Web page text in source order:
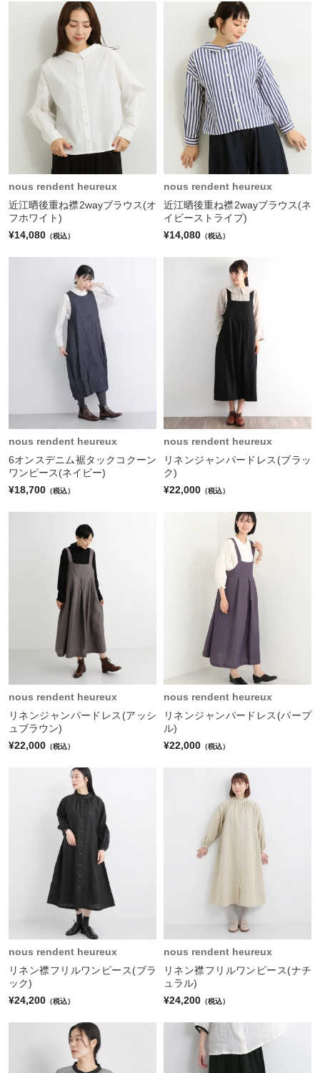
nous rendent heureux
近江晒後重ね襟2wayブラウス(オ
フホワイト)
¥14,080 （税込）
nous rendent heureux
近江晒後重ね襟2wayブラウス(ネ
イビーストライプ)
¥14,080 （税込）
nous rendent heureux
6オンスデニム裾タックコクーン
ワンピース(ネイビー)
¥18,700 （税込）
nous rendent heureux
リネンジャンパードレス(ブラッ
ク)
¥22,000 （税込）
nous rendent heureux
リネンジャンパードレス(アッシ
ュブラウン)
¥22,000 （税込）
nous rendent heureux
リネンジャンパードレス(パープ
ル)
¥22,000 （税込）
nous rendent heureux
リネン襟フリルワンピース(ブラ
ック)
¥24,200 （税込）
nous rendent heureux
リネン襟フリルワンピース(ナチ
ュラル)
¥24,200 （税込）